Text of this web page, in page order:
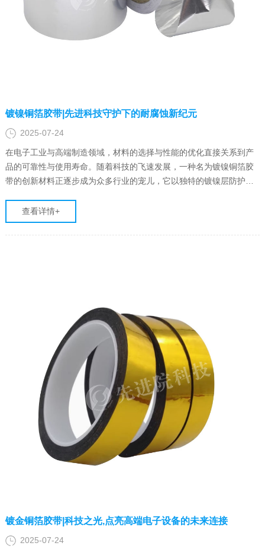
镀镍铜箔胶带|先进科技守护下的耐腐蚀新纪元
2025-07-24
在电子工业与高端制造领域，材料的选择与性能的优化直接关系到产
品的可靠性与使用寿命。随着科技的飞速发展，一种名为镀镍铜箔胶
带的创新材料正逐步成为众多行业的宠儿，它以独特的镀镍层防护技
力。本文将深入探讨先进院科技生产的镀镍铜箔胶带，如何通过其精
湛的工艺与卓越的性能，……
查看详情+
镀金铜箔胶带|科技之光,点亮高端电子设备的未来连接
2025-07-24